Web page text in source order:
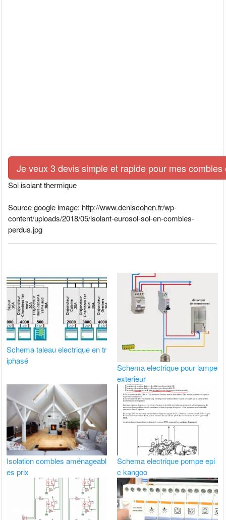
Je veux 3 devis simple et rapide pour mes
Sol isolant thermique
Source google image: http://www.deniscohen.fr/wp-
content/uploads/2018/05/isolant-eurosol-sol-en-combles-
perdus.jpg
Schema taleau electrique en tr
iphasé
Schema electrique pour lampe
exterieur
Isolation combles aménageabl
es prix
Schema electrique pompe epi
c kangoo